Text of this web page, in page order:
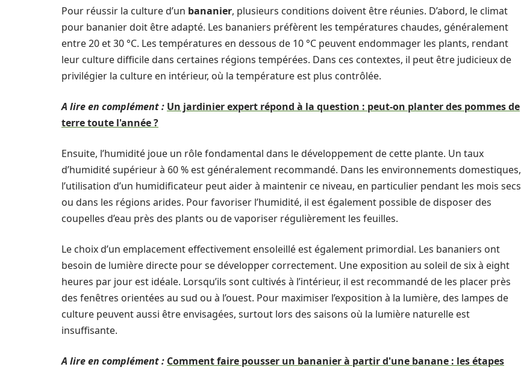
Pour réussir la culture d’un bananier, plusieurs conditions doivent être réunies. D’abord, le climat
pour bananier doit être adapté. Les bananiers préfèrent les températures chaudes, généralement
entre 20 et 30 °C. Les températures en dessous de 10 °C peuvent endommager les plants, rendant
leur culture difficile dans certaines régions tempérées. Dans ces contextes, il peut être judicieux de
privilégier la culture en intérieur, où la température est plus contrôlée.
A lire en complément : Un jardinier expert répond à la question : peut-on planter des pommes de
terre toute l'année ?
Ensuite, l’humidité joue un rôle fondamental dans le développement de cette plante. Un taux
d’humidité supérieur à 60 % est généralement recommandé. Dans les environnements domestiques,
l’utilisation d’un humidificateur peut aider à maintenir ce niveau, en particulier pendant les mois secs
ou dans les régions arides. Pour favoriser l’humidité, il est également possible de disposer des
coupelles d’eau près des plants ou de vaporiser régulièrement les feuilles.
Le choix d’un emplacement effectivement ensoleillé est également primordial. Les bananiers ont
besoin de lumière directe pour se développer correctement. Une exposition au soleil de six à eight
heures par jour est idéale. Lorsqu’ils sont cultivés à l’intérieur, il est recommandé de les placer près
des fenêtres orientées au sud ou à l’ouest. Pour maximiser l’exposition à la lumière, des lampes de
culture peuvent aussi être envisagées, surtout lors des saisons où la lumière naturelle est
insuffisante.
A lire en complément : Comment faire pousser un bananier à partir d'une banane : les étapes